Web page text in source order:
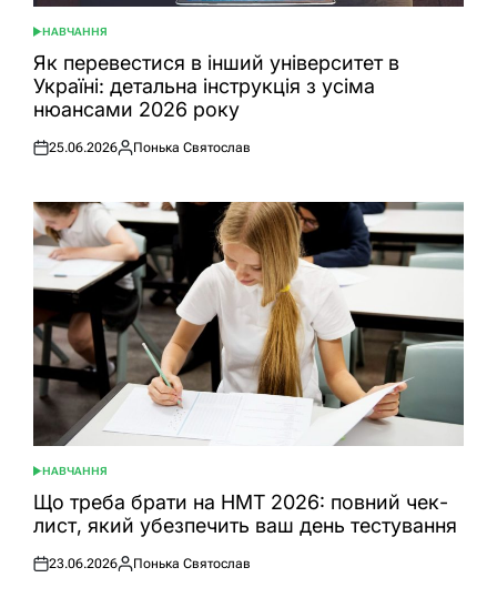
ОПУБЛІКУВАТИ
У
НАВЧАННЯ
Як перевестися в інший університет в
Україні: детальна інструкція з усіма
нюансами 2026 року
Оприлюднено
25.06.2026
Опубліковано
Понька Святослав
ОПУБЛІКУВАТИ
У
НАВЧАННЯ
Що треба брати на НМТ 2026: повний чек-
лист, який убезпечить ваш день тестування
Оприлюднено
23.06.2026
Опубліковано
Понька Святослав